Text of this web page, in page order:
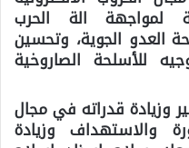
لمواجهة الة الحرب
العدو الجوية، وتحسين
للأسلحة الصاروخية
وزيادة قدراته في مجال
والاستهداف وزيادة